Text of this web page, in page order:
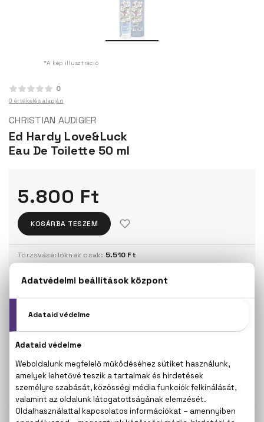
*A kép illusztráció
0
0 értékelés alapján
CHRISTIAN AUDIGIER
Ed Hardy Love&Luck
Eau De Toilette 50 ml
5.800 Ft
KOSÁRBA TESZEM
Törzsvásárlóknak csak: 5.510 Ft
KISZERELÉS KIVÁLASZTÁSA
5.800 Ft
8.000 Ft
KAPCSOLÓDÓ TERMÉKEK